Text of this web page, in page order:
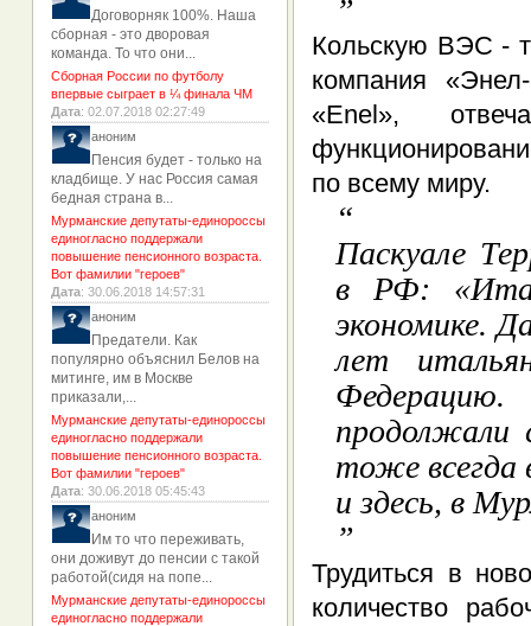
Кольскую ВЭС -
компания
«Enel»,
по всему миру.
Паскуале
в РФ:
экономике.
лет
продолжали
тоже всегда
и здесь, в
Трудиться в
количество
Договорняк 100%. Наша
сборная - это дворовая
команда. То что они...
Сборная России по футболу
впервые сыграет в ¼ финала ЧМ
Дата: 02.07.2018 02:27:49
аноним
Пенсия будет - только на
кладбище. У нас Россия самая
бедная страна в...
Мурманские депутаты-единороссы
единогласно поддержали
повышение пенсионного возраста.
Вот фамилии "героев"
Дата: 30.06.2018 14:57:31
аноним
Предатели. Как
популярно объяснил Белов на
митинге, им в Москве
приказали,...
Мурманские депутаты-единороссы
единогласно поддержали
повышение пенсионного возраста.
Вот фамилии "героев"
Дата: 30.06.2018 05:45:43
аноним
Им то что переживать,
они доживут до пенсии с такой
работой(сидя на попе...
Мурманские депутаты-единороссы
единогласно поддержали